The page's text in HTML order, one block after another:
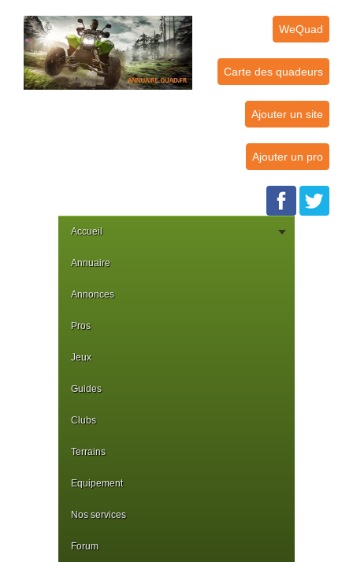
WeQuad
Carte des quadeurs
Ajouter un site
Ajouter un pro
Accueil
Annuaire
Annonces
Pros
Jeux
Guides
Clubs
Terrains
Equipement
Nos services
Forum